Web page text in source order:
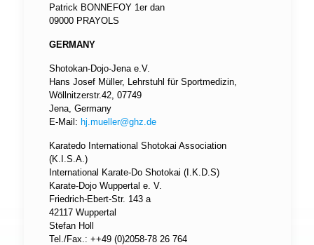
Patrick BONNEFOY 1er dan
09000 PRAYOLS
GERMANY
Shotokan-Dojo-Jena e.V.
Hans Josef Müller, Lehrstuhl für Sportmedizin,
Wöllnitzerstr.42, 07749
Jena, Germany
E-Mail: hj.mueller@ghz.de
Karatedo International Shotokai Association
(K.I.S.A.)
International Karate-Do Shotokai (I.K.D.S)
Karate-Dojo Wuppertal e. V.
Friedrich-Ebert-Str. 143 a
42117 Wuppertal
Stefan Holl
Tel./Fax.: ++49 (0)2058-78 26 764